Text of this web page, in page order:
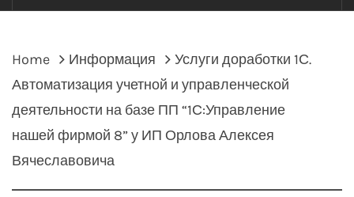
Home Информация
Услуги доработки 1С.
Автоматизация учетной и управленческой
деятельности на базе ПП “1С:Управление
нашей фирмой 8” у ИП Орлова Алексея
Вячеславовича